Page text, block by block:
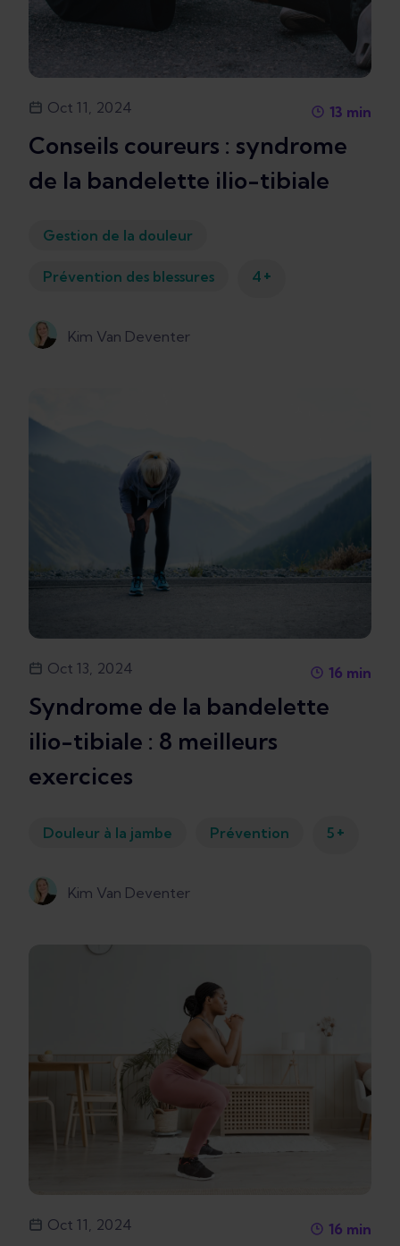
Oct 11, 2024 13 min
Conseils coureurs : syndrome
de la bandelette ilio-tibiale
Gestion de la douleur
Prévention des blessures 4 +
Kim Van Deventer
Oct 13, 2024 16 min
Syndrome de la bandelette
ilio-tibiale : 8 meilleurs
exercices
Douleur à la jambe Prévention 5 +
Kim Van Deventer
Oct 11, 2024 16 min